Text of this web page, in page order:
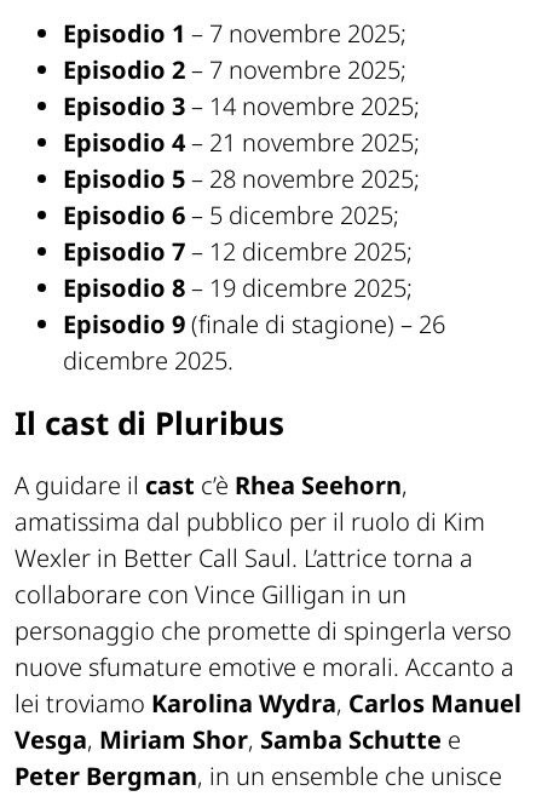
Episodio 1 – 7 novembre 2025;
Episodio 2– 7 novembre 2025;
Episodio 3– 14 novembre 2025;
Episodio 4– 21 novembre 2025;
Episodio 5– 28 novembre 2025;
Episodio 6– 5 dicembre 2025;
Episodio 7– 12 dicembre 2025;
Episodio 8– 19 dicembre 2025;
Episodio 9(finale di stagione) – 26
dicembre 2025.
Il cast di Pluribus
A guidare il cast c’è Rhea Seehorn,
amatissima dal pubblico per il ruolo di Kim
Wexler in Better Call Saul. L’attrice torna a
collaborare con Vince Gilligan in un
personaggio che promette di spingerla verso
nuove sfumature emotive e morali. Accanto a
lei troviamo Karolina Wydra, Carlos Manuel
Vesga, Miriam Shor, Samba Schutte e
Peter Bergman, in un ensemble che unisce